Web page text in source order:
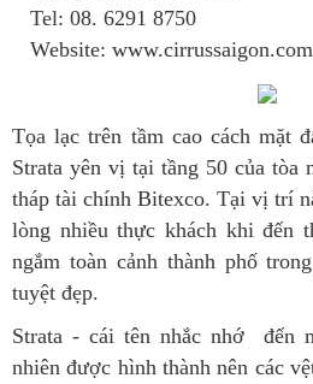
Tel: 08. 6291 8750
Website: www.cirrussaigon.com
Tọa lạc trên tầm cao cách mặt
Strata yên vị tại tầng 50 của tòa
tháp tài chính Bitexco. Tại vị trí
lòng nhiều thực khách khi đến
ngắm toàn cảnh thành phố
tuyệt đẹp.
Strata - cái tên nhắc nhớ đến
nhiên được hình thành nên các